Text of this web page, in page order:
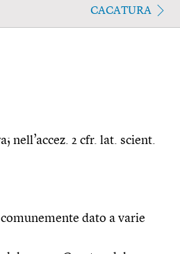
CACATURA
nell’accez. 2 cfr. lat. scient.
dato a varie